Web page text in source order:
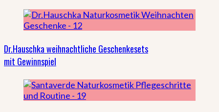
Dr.Hauschka weihnachtliche Geschenkesets
mit Gewinnspiel